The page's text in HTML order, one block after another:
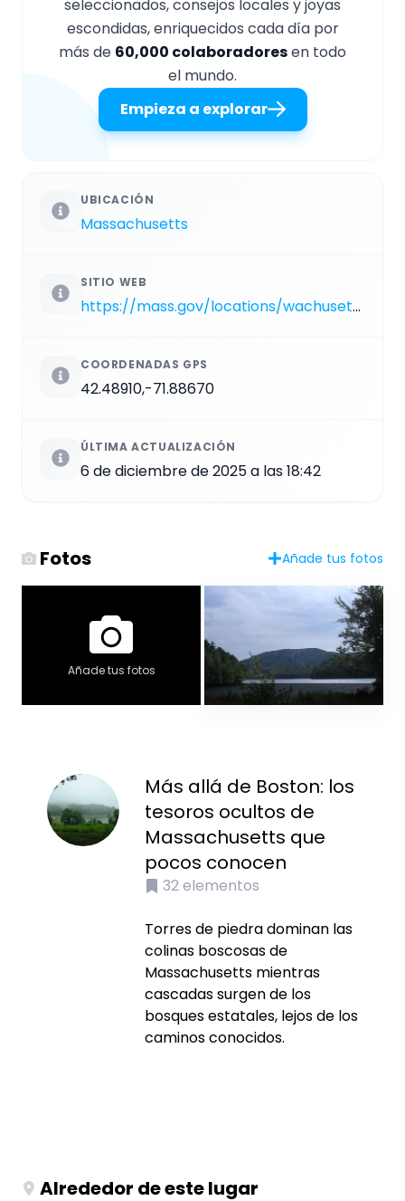
seleccionados, consejos locales y joyas
escondidas, enriquecidos cada día por
más de 60,000 colaboradoresen todo
el mundo.
Empieza a explorar
UBICACIÓN
Massachusetts
SITIO WEB
https://mass.gov/locations/wachusett-mountain-state-reservation
COORDENADAS GPS
42.48910,-71.88670
ÚLTIMA ACTUALIZACIÓN
6 de diciembre de 2025 a las 18:42
Fotos Añade tus fotos
Añade tus fotos
Más allá de Boston: los
tesoros ocultos de
Massachusetts que
pocos conocen
32elementos
Torres de piedra dominan las
colinas boscosas de
Massachusetts mientras
cascadas surgen de los
bosques estatales, lejos de los
caminos conocidos.
Alrededor de este lugar